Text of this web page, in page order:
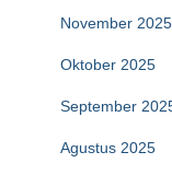
November 2025
Oktober 2025
September
Agustus 2025